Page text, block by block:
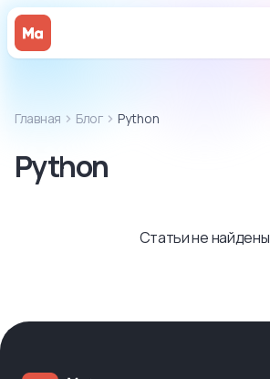
Главная Блог Python
Python
Статьи не найдены